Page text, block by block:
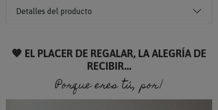
Detalles del producto
🧡 EL PLACER DE REGALAR, LA ALEGRÍA DE
RECIBIR...
Porque eres tú, porque so